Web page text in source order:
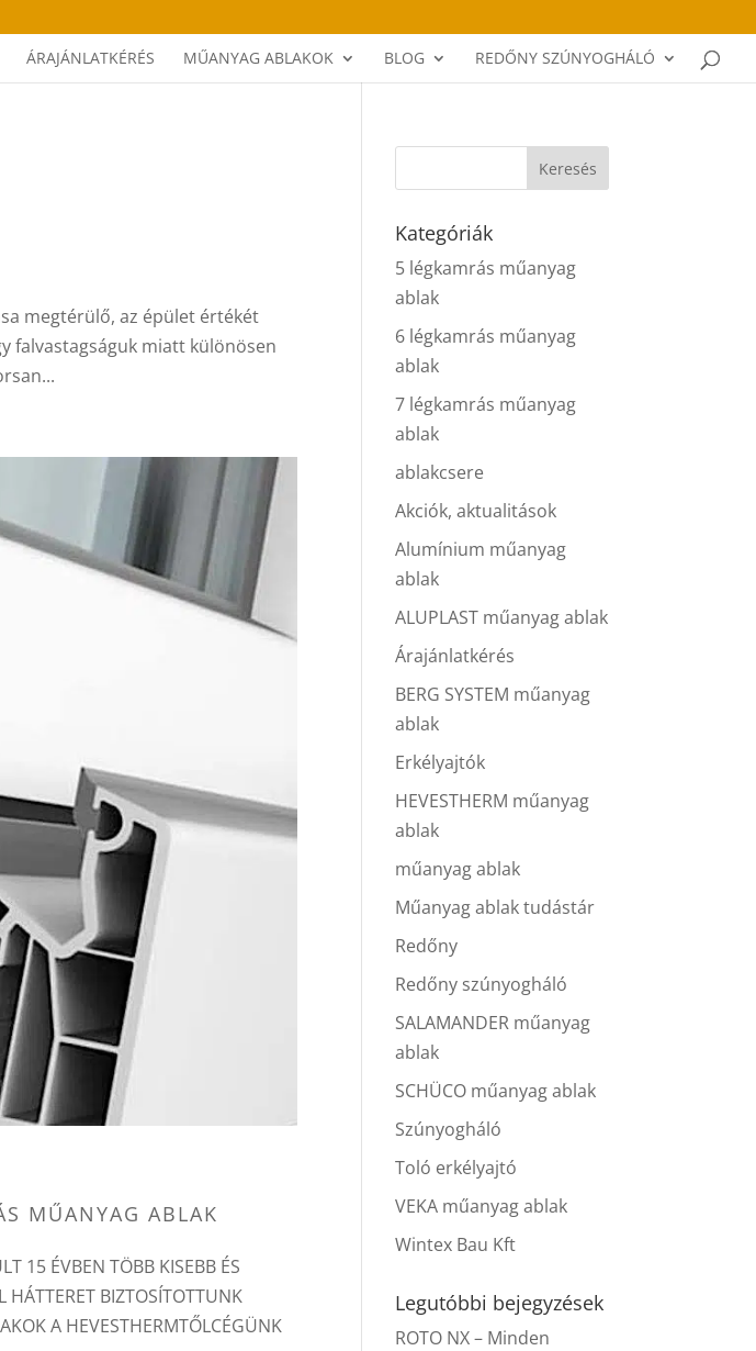
ÁRAJÁNLATKÉRÉS MŰANYAG ABLAKOK BLOG REDŐNY SZÚNYOGHÁLÓ
megtérülő, az épület értékét
falvastagságuk miatt különösen
MŰANYAG ABLAK
15 ÉVBEN TÖBB KISEBB ÉS
HÁTTERET BIZTOSÍTOTTUNK
A HEVESTHERMTŐLCÉGÜNK
Kategóriák
5 légkamrás műanyag
ablak
6 légkamrás műanyag
ablak
7 légkamrás műanyag
ablak
ablakcsere
Akciók, aktualitások
Alumínium műanyag
ablak
ALUPLAST műanyag ablak
Árajánlatkérés
BERG SYSTEM műanyag
ablak
Erkélyajtók
HEVESTHERM műanyag
ablak
műanyag ablak
Műanyag ablak tudástár
Redőny
Redőny szúnyogháló
SALAMANDER műanyag
ablak
SCHÜCO műanyag ablak
Szúnyogháló
Toló erkélyajtó
VEKA műanyag ablak
Wintex Bau Kft
Legutóbbi bejegyzések
ROTO NX – Minden